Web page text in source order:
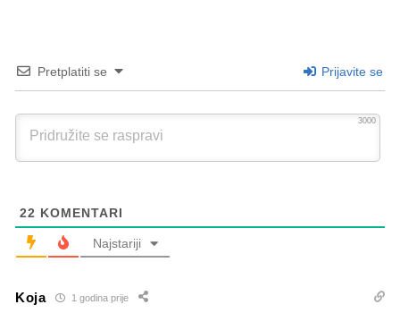
Pretplatiti se Prijavite se
3000
22 KOMENTARI
Najstariji
Koja 1 godina prije